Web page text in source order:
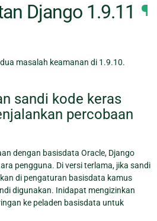
Django 1.9.11 ¶
masalah keamanan di 1.9.10.
sandi kode keras
percobaan
dengan basisdata Oracle, Django
pengguna. Di versi terlama, jika sandi
di pengaturan basisdata kamus
digunakan. Inidapat mengizinkan
ke peladen basisdata untuk